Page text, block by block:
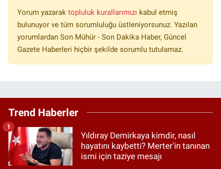
Yorum yazarak topluluk kurallarımızı kabul etmiş
bulunuyor ve tüm sorumluluğu üstleniyorsunuz. Yazılan
yorumlardan Son Mühür - Son Dakika Haber, Güncel
Gazete Haberleri hiçbir şekilde sorumlu tutulamaz.
Trend Haberler
Yıldıray Demirkaya kimdir, nasıl
hayatını kaybetti? Merter'in tanınan
ismi için taziye mesajı
1